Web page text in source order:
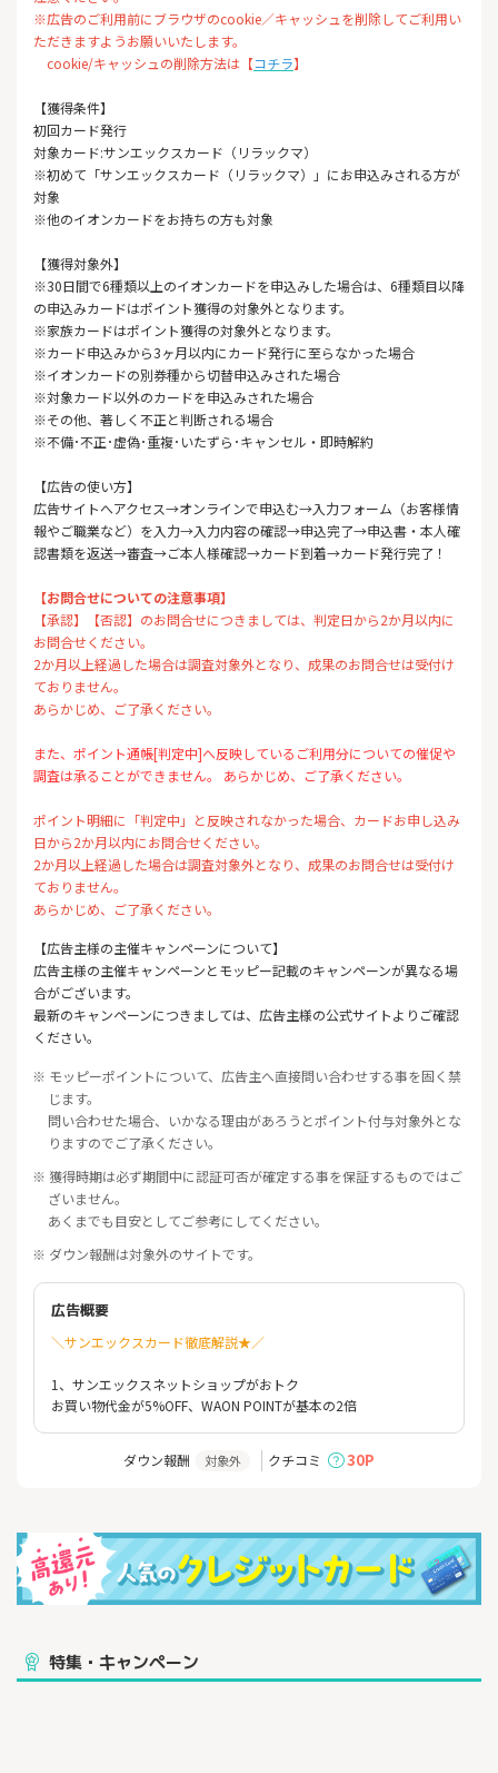
※広告のご利用前にブラウザのcookie／キャッシュを削除してご利用い
ただきますようお願いいたします。
cookie/キャッシュの削除方法は【コチラ】
【獲得条件】
初回カード発行
対象カード:サンエックスカード（リラックマ）
※初めて「サンエックスカード（リラックマ）」にお申込みされる方が
対象
※他のイオンカードをお持ちの方も対象
【獲得対象外】
※30日間で6種類以上のイオンカードを申込みした場合は、6種類目以降
の申込みカードはポイント獲得の対象外となります。
※家族カードはポイント獲得の対象外となります。
※カード申込みから3ヶ月以内にカード発行に至らなかった場合
※イオンカードの別券種から切替申込みされた場合
※対象カード以外のカードを申込みされた場合
※その他、著しく不正と判断される場合
※不備･不正･虚偽･重複･いたずら･キャンセル・即時解約
【広告の使い方】
広告サイトへアクセス→オンラインで申込む→入力フォーム（お客様情
報やご職業など）を入力→入力内容の確認→申込完了→申込書・本人確
認書類を返送→審査→ご本人様確認→カード到着→カード発行完了！
【お問合せについての注意事項】
【承認】【否認】のお問合せにつきましては、判定日から2か月以内に
お問合せください。
2か月以上経過した場合は調査対象外となり、成果のお問合せは受付け
ておりません。
あらかじめ、ご了承ください。
また、ポイント通帳[判定中]へ反映しているご利用分についての催促や
調査は承ることができません。 あらかじめ、ご了承ください。
ポイント明細に「判定中」と反映されなかった場合、カードお申し込み
日から2か月以内にお問合せください。
2か月以上経過した場合は調査対象外となり、成果のお問合せは受付け
ておりません。
あらかじめ、ご了承ください。
【広告主様の主催キャンペーンについて】
広告主様の主催キャンペーンとモッピー記載のキャンペーンが異なる場
合がございます。
最新のキャンペーンにつきましては、広告主様の公式サイトよりご確認
ください。
※ モッピーポイントについて、広告主へ直接問い合わせする事を固く禁
じます。
問い合わせた場合、いかなる理由があろうとポイント付与対象外とな
りますのでご了承ください。
※ 獲得時期は必ず期間中に認証可否が確定する事を保証するものではご
ざいません。
あくまでも目安としてご参考にしてください。
※ ダウン報酬は対象外のサイトです。
広告概要
＼サンエックスカード徹底解説★／
1、サンエックスネットショップがおトク
お買い物代金が5%OFF、WAON POINTが基本の2倍
ダウン報酬 対象外 クチコミ 30P
特集・キャンペーン